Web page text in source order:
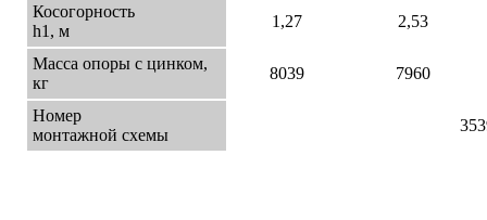
Косогорность
h1, м
1,27 2,53
Масса опоры с цинком,
кг
8039 7960
Номер
монтажной схемы